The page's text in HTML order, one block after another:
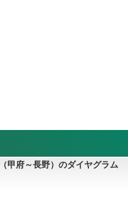
甲府～長野）のダイヤグラム